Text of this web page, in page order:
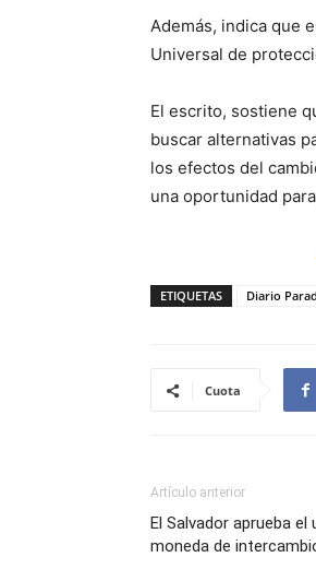
Además, indica que
Universal de
El escrito, sostiene
buscar alternativas
los efectos del
una oportunidad
ETIQUETAS Diario
Cuota
Artículo anterior
El Salvador aprueba
moneda de